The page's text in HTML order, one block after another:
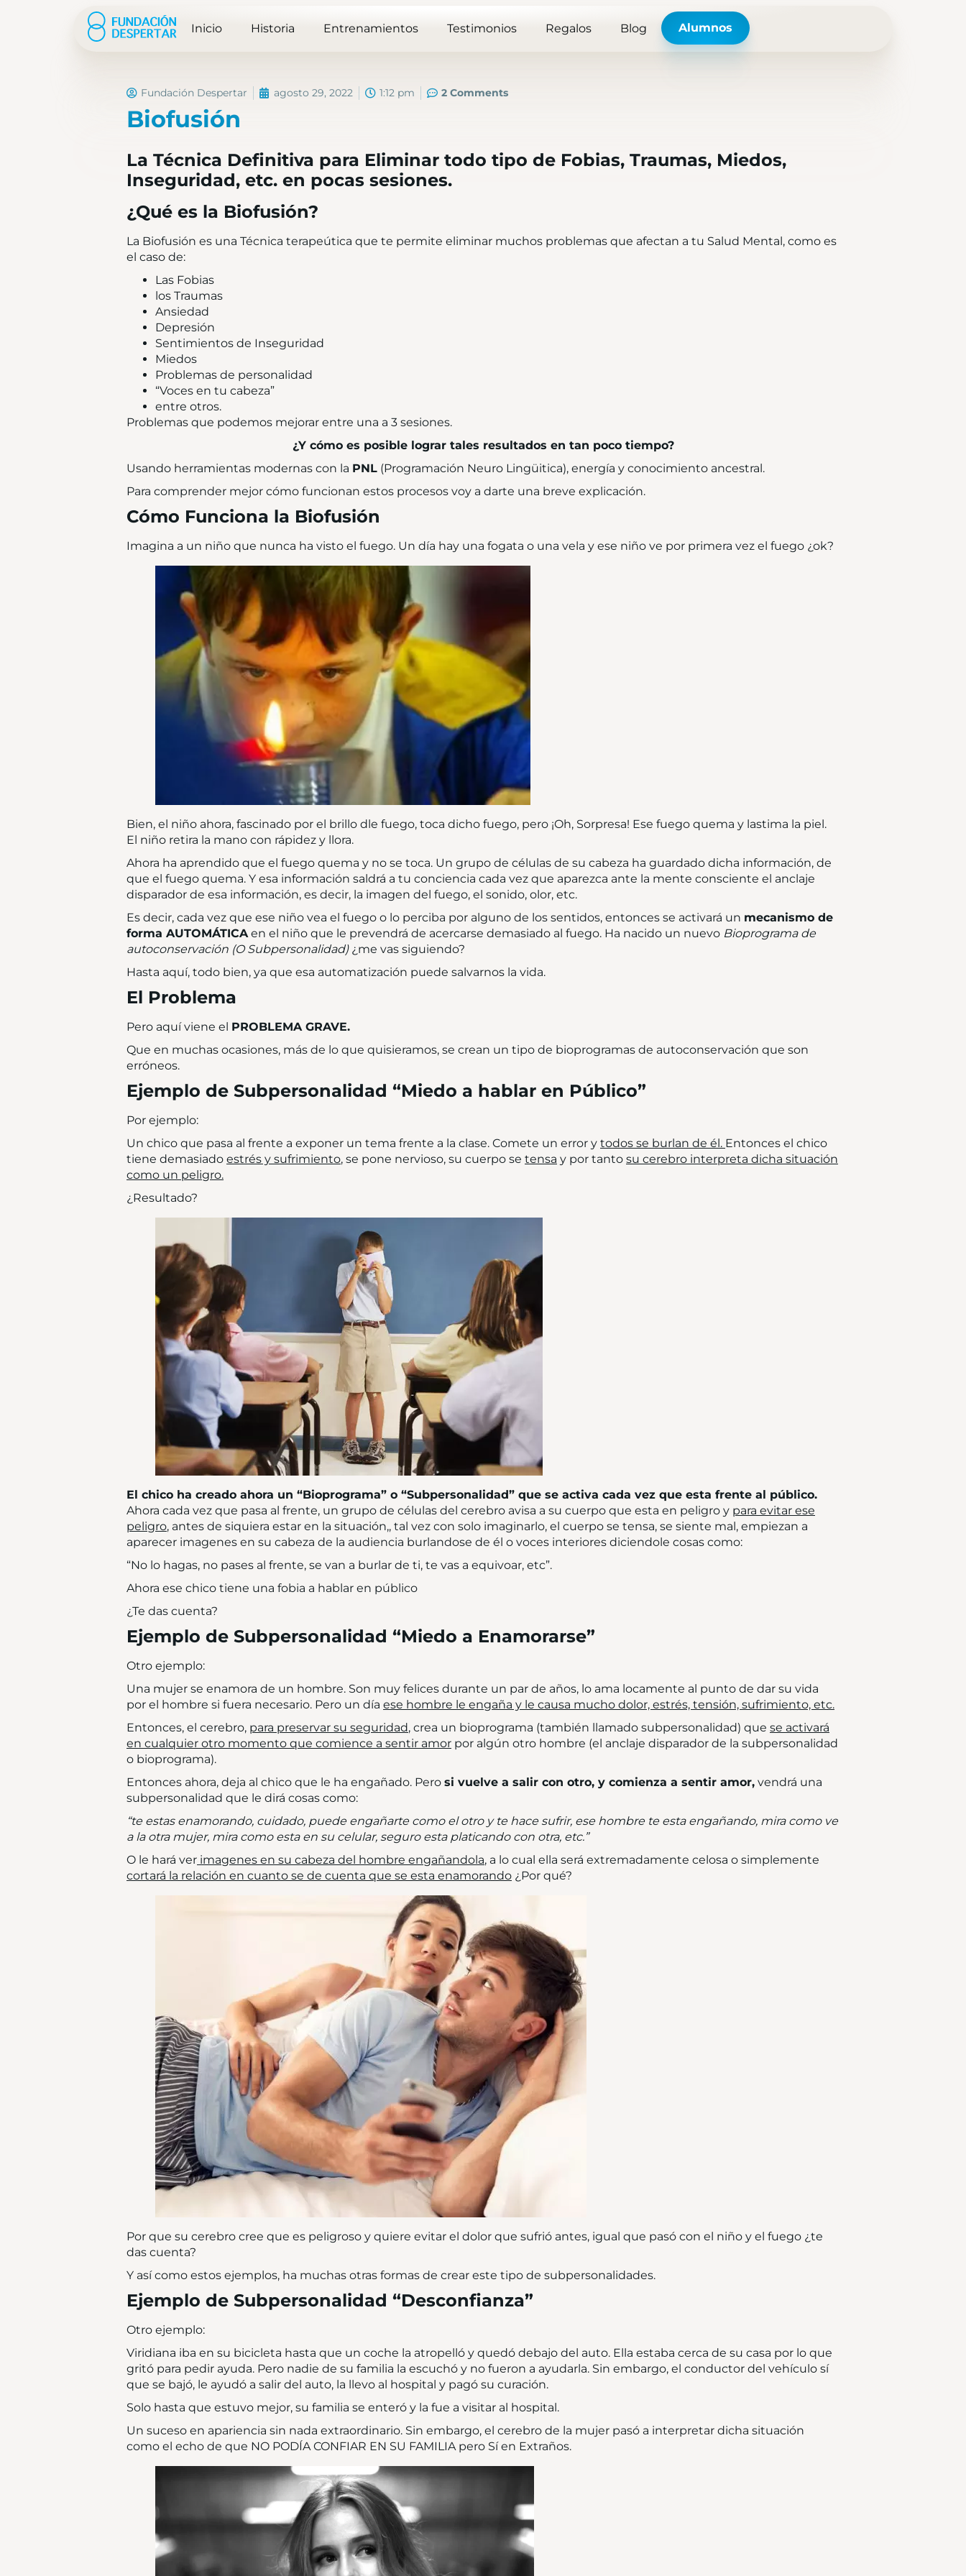
Inicio Historia Entrenamientos Testimonios Regalos Blog Alumnos
Fundación Despertar agosto 29, 2022 1:12 pm 2 Comments
Biofusión
La Técnica Definitiva para Eliminar todo tipo de Fobias, Traumas, Miedos,
Inseguridad, etc. en pocas sesiones.
¿Qué es la Biofusión?
La Biofusión es una Técnica terapeútica que te permite eliminar muchos problemas que afectan a tu Salud Mental, como es
el caso de:
Las Fobias
los Traumas
Ansiedad
Depresión
Sentimientos de Inseguridad
Miedos
Problemas de personalidad
“Voces en tu cabeza”
entre otros.
Problemas que podemos mejorar entre una a 3 sesiones.
¿Y cómo es posible lograr tales resultados en tan poco tiempo?
Usando herramientas modernas con la PNL (Programación Neuro Lingüitica), energía y conocimiento ancestral.
Para comprender mejor cómo funcionan estos procesos voy a darte una breve explicación.
Cómo Funciona la Biofusión
Imagina a un niño que nunca ha visto el fuego. Un día hay una fogata o una vela y ese niño ve por primera vez el fuego ¿ok?
Bien, el niño ahora, fascinado por el brillo dle fuego, toca dicho fuego, pero ¡Oh, Sorpresa! Ese fuego quema y lastima la piel.
El niño retira la mano con rápidez y llora.
Ahora ha aprendido que el fuego quema y no se toca. Un grupo de células de su cabeza ha guardado dicha información, de
que el fuego quema. Y esa información saldrá a tu conciencia cada vez que aparezca ante la mente consciente el anclaje
disparador de esa información, es decir, la imagen del fuego, el sonido, olor, etc.
Es decir, cada vez que ese niño vea el fuego o lo perciba por alguno de los sentidos, entonces se activará un mecanismo de
forma AUTOMÁTICAen el niño que le prevendrá de acercarse demasiado al fuego. Ha nacido un nuevo Bioprograma de
autoconservación (O Subpersonalidad)¿me vas siguiendo?
Hasta aquí, todo bien, ya que esa automatización puede salvarnos la vida.
El Problema
Pero aquí viene el PROBLEMA GRAVE.
Que en muchas ocasiones, más de lo que quisieramos, se crean un tipo de bioprogramas de autoconservación que son
erróneos.
Ejemplo de Subpersonalidad “Miedo a hablar en Público”
Por ejemplo:
Un chico que pasa al frente a exponer un tema frente a la clase. Comete un error y todos se burlan de él. Entonces el chico
tiene demasiado estrés y sufrimiento, se pone nervioso, su cuerpo se tensa y por tanto su cerebro interpreta dicha situación
como un peligro.
¿Resultado?
El chico ha creado ahora un “Bioprograma” o “Subpersonalidad” que se activa cada vez que esta frente al público.
Ahora cada vez que pasa al frente, un grupo de células del cerebro avisa a su cuerpo que esta en peligro y para evitar ese
peligro, antes de siquiera estar en la situación,, tal vez con solo imaginarlo, el cuerpo se tensa, se siente mal, empiezan a
aparecer imagenes en su cabeza de la audiencia burlandose de él o voces interiores diciendole cosas como:
“No lo hagas, no pases al frente, se van a burlar de ti, te vas a equivoar, etc”.
Ahora ese chico tiene una fobia a hablar en público
¿Te das cuenta?
Ejemplo de Subpersonalidad “Miedo a Enamorarse”
Otro ejemplo:
Una mujer se enamora de un hombre. Son muy felices durante un par de años, lo ama locamente al punto de dar su vida
por el hombre si fuera necesario. Pero un día ese hombre le engaña y le causa mucho dolor, estrés, tensión, sufrimiento, etc.
Entonces, el cerebro, para preservar su seguridad, crea un bioprograma (también llamado subpersonalidad) que se activará
en cualquier otro momento que comience a sentir amor por algún otro hombre (el anclaje disparador de la subpersonalidad
o bioprograma).
Entonces ahora, deja al chico que le ha engañado. Pero si vuelve a salir con otro, y comienza a sentir amor, vendrá una
subpersonalidad que le dirá cosas como:
“te estas enamorando, cuidado, puede engañarte como el otro y te hace sufrir, ese hombre te esta engañando, mira como ve
a la otra mujer, mira como esta en su celular, seguro esta platicando con otra, etc.”
O le hará ver imagenes en su cabeza del hombre engañandola, a lo cual ella será extremadamente celosa o simplemente
cortará la relación en cuanto se de cuenta que se esta enamorando ¿Por qué?
Por que su cerebro cree que es peligroso y quiere evitar el dolor que sufrió antes, igual que pasó con el niño y el fuego ¿te
das cuenta?
Y así como estos ejemplos, ha muchas otras formas de crear este tipo de subpersonalidades.
Ejemplo de Subpersonalidad “Desconfianza”
Otro ejemplo:
Viridiana iba en su bicicleta hasta que un coche la atropelló y quedó debajo del auto. Ella estaba cerca de su casa por lo que
gritó para pedir ayuda. Pero nadie de su familia la escuchó y no fueron a ayudarla. Sin embargo, el conductor del vehículo sí
que se bajó, le ayudó a salir del auto, la llevo al hospital y pagó su curación.
Solo hasta que estuvo mejor, su familia se enteró y la fue a visitar al hospital.
Un suceso en apariencia sin nada extraordinario. Sin embargo, el cerebro de la mujer pasó a interpretar dicha situación
como el echo de que NO PODÍA CONFIAR EN SU FAMILIA pero Sí en Extraños.